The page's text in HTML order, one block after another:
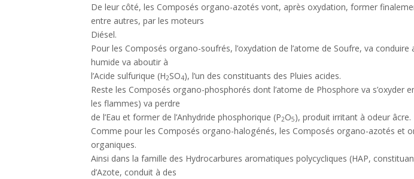
De leur côté, les Composés organo-azotés vont, après oxydation, former
entre autres, par les moteurs
Diésel.
Pour les Composés organo-soufrés, l’oxydation de l’atome de Soufre, va conduire
humide va aboutir à
l’Acide sulfurique (H2SO4), l’un des constituants des Pluies acides.
Reste les Composés organo-phosphorés dont l’atome de Phosphore va s’oxyder
les flammes) va perdre
de l’Eau et former de l’Anhydride phosphorique (P2O5), produit irritant à odeur âcre.
Comme pour les Composés organo-halogénés, les Composés organo-azotés et
organiques.
Ainsi dans la famille des Hydrocarbures aromatiques polycycliques (HAP,
d’Azote, conduit à des